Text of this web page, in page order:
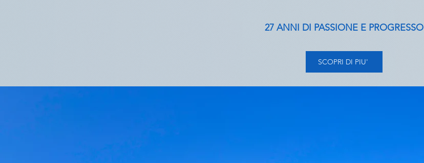
27 ANNI DI PASSIONE E PROGRESSO
SCOPRI DI PIU'